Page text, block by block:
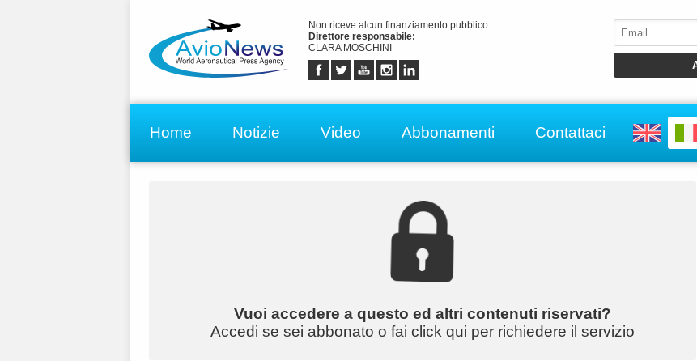
Non riceve alcun finanziamento pubblico
Direttore responsabile:
CLARA MOSCHINI
Home Notizie Video Abbonamenti Contattaci
Vuoi accedere a questo ed altri contenuti riservati?
Accedi se sei abbonato o fai click qui per richiedere il servizio